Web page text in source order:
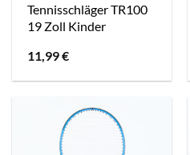
Tennisschläger TR100
19 Zoll Kinder
11,99€